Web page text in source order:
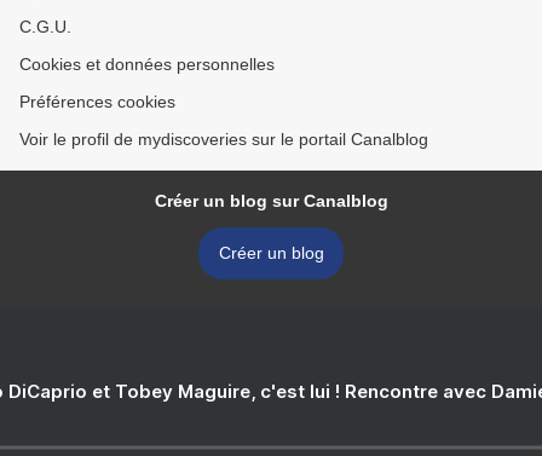
C.G.U.
Cookies et données personnelles
Préférences cookies
Voir le profil de mydiscoveries sur le portail Canalblog
Créer un blog sur Canalblog
Créer un blog
DiCaprio et Tobey Maguire, c'est lui ! Rencontre avec